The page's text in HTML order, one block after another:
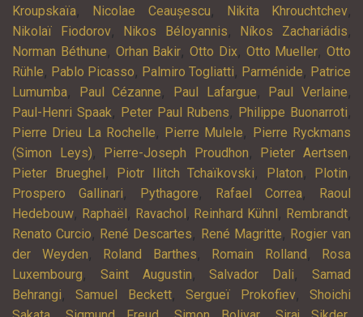
Kroupskaïa, Nicolae Ceaușescu, Nikita Khrouchtchev,
Nikolaï Fiodorov, Nikos Béloyannis, Níkos Zachariádis,
Norman Béthune, Orhan Bakir, Otto Dix, Otto Mueller, Otto
Rühle, Pablo Picasso, Palmiro Togliatti, Parménide, Patrice
Lumumba, Paul Cézanne, Paul Lafargue, Paul Verlaine,
Paul-Henri Spaak, Peter Paul Rubens, Philippe Buonarroti,
Pierre Drieu La Rochelle, Pierre Mulele,
Pierre Ryckmans
(Simon Leys), Pierre-Joseph Proudhon, Pieter Aertsen,
Pieter Brueghel , Piotr Ilitch Tchaïkovski, Platon, Plotin,
Prospero Gallinari, Pythagore, Rafael Correa,
Raoul
Hedebouw, Raphaël , Ravachol , Reinhard Kühnl , Rembrandt,
Renato Curcio, René Descartes, René Magritte, Rogier van
der Weyden, Roland Barthes, Romain Rolland ,
Rosa
Luxembourg, Saint Augustin,Salvador Dali,Samad
Behrangi,Samuel Beckett,Sergueï Prokofiev,Shoichi